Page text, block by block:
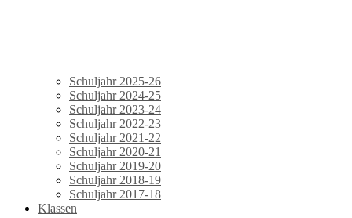
Schuljahr 2025-26
Schuljahr 2024-25
Schuljahr 2023-24
Schuljahr 2022-23
Schuljahr 2021-22
Schuljahr 2020-21
Schuljahr 2019-20
Schuljahr 2018-19
Schuljahr 2017-18
Klassen